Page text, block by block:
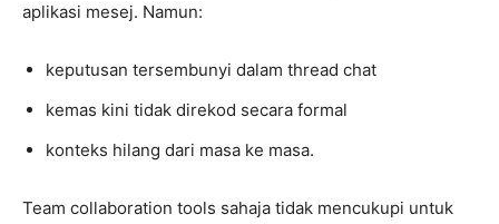
aplikasi mesej. Namun:
keputusan tersembunyi dalam thread chat
kemas kini tidak direkod secara formal
konteks hilang dari masa ke masa.
Team collaboration tools sahaja tidak mencukupi untuk